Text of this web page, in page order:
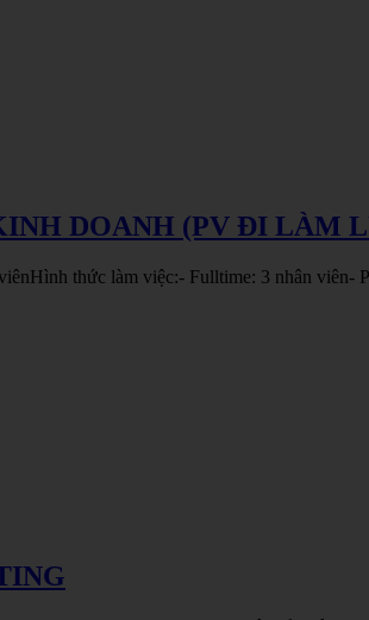
DOANH (PV ĐI LÀM
thức làm việc:- Fulltime: 3 nhân viên-